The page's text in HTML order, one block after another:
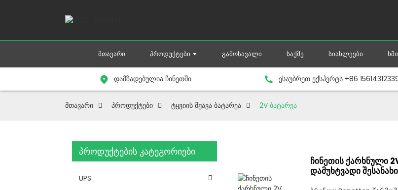
ᲛᲗᲐᲕᲐᲠᲘ ᲞᲠᲝᲓᲣᲥᲢᲔᲑᲘ ᲒᲐᲛᲝᲡᲐᲕᲐᲚᲘ ᲡᲐᲥᲛᲔ ᲡᲘᲐᲮᲚᲔᲔᲑᲘ
დამზადებულია ჩინეთში ესაუბრეთ ექსპერტს +86
მთავარი პროდუქტები ტყვიის მჟავა ბატარეა 2V ბატარეა
პროდუქტების კატეგორიები
UPS
ჩინეთის ქარხნული
დამუხტვადი